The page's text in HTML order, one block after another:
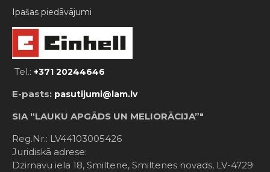
Ipašas piedāvājumi
Tel.: +371 20244646
E-pasts: pasutijumi@lam.lv
SIA “LAUKU APGĀDS UN MELIORĀCIJA”"
Reg.Nr.: LV44103005426
Juridiskā adrese:
Dzirnavu iela 18, Smiltene, Smiltenes novads, LV-4729